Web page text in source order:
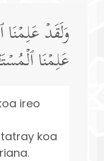
وَلَقَدۡ
عَلِمۡنَا
ireo
koa